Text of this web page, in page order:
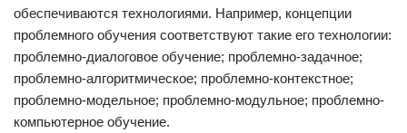
обеспечиваются технологиями. Например, концепции
проблемного обучения соответствуют такие его технологии:
проблемно-диалоговое обучение; проблемно-задачное;
проблемно-алгоритмическое; проблемно-контекстное;
проблемно-модельное; проблемно-модульное; проблемно-
компьютерное обучение.